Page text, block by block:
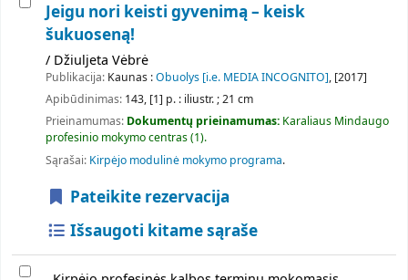
Jeigu nori keisti gyvenimą – keisk
šukuoseną!
/ Džiuljeta Vėbrė
Publikacija: Kaunas :Obuolys [i.e. MEDIA INCOGNITO], [2017]
Apibūdinimas: 143, [1] p. : iliustr. ; 21 cm
Prieinamumas: Dokumentų prieinamumas: Karaliaus Mindaugo
profesinio mokymo centras(1).
Sąrašai: Kirpėjo modulinė mokymo programa.
Pateikite rezervacija
Išsaugoti kitame sąraše